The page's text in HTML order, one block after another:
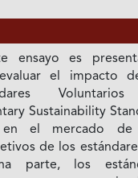
ensayo es
el impacto
Sustainability
en el mercado de
de los
parte, los